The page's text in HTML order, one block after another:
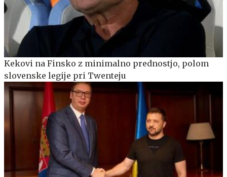
Kekovi na Finsko z minimalno prednostjo, polom
slovenske legije pri Twenteju